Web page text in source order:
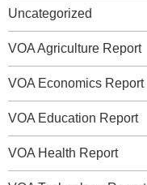
Uncategorized
VOA Agriculture Report
VOA Economics Report
VOA Education Report
VOA Health Report